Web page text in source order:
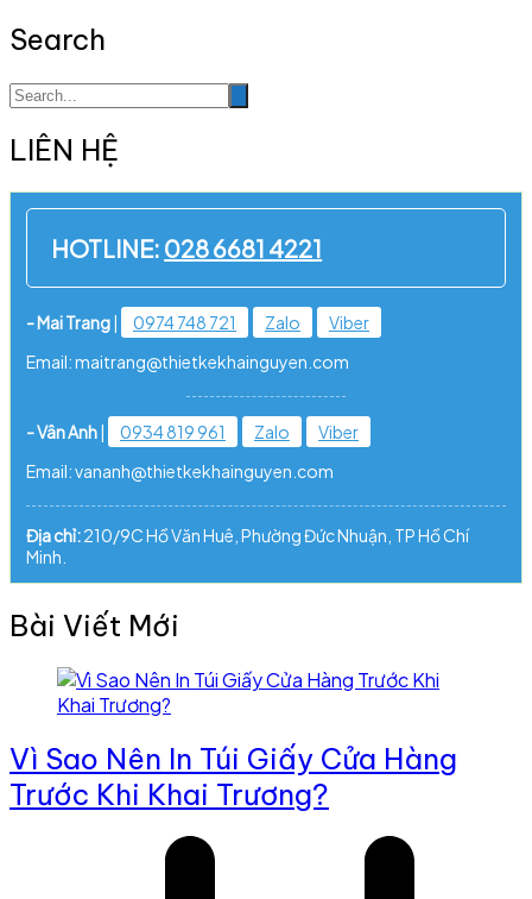
Search
LIÊN HỆ
HOTLINE: 028 6681 4221
- Mai Trang| 0974 748 721 Zalo
Viber
Email: maitrang@thietkekhainguyen.com
- Vân Anh| 0934 819 961 Zalo
Viber
Email: vananh@thietkekhainguyen.com
Địa chỉ:210/9C Hồ Văn Huê, Phường Đức Nhuận, TP Hồ Chí
Minh.
Bài Viết Mới
Vì Sao Nên In Túi Giấy Cửa Hàng
Trước Khi Khai Trương?